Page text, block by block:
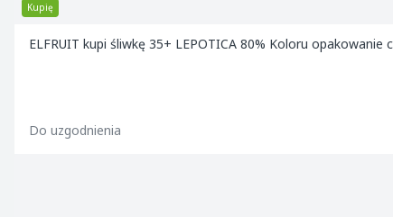
Kupię
ELFRUIT kupi śliwkę 35+ LEPOTICA 80% Koloru opakowanie
Do uzgodnienia